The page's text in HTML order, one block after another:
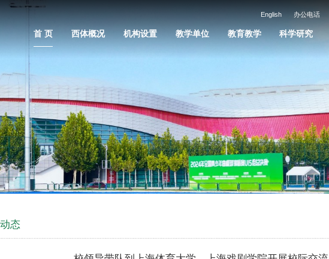
English 办公电话
首 页 西体概况 机构设置 教学单位 教育教学 科学研究
态